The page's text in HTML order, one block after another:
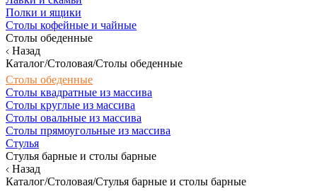
Полки и ящики
Столы кофейные и чайные
Столы обеденные
Назад
Каталог/Столовая/Столы обеденные
Столы обеденные
Столы квадратные из массива
Столы круглые из массива
Столы овальные из массива
Столы прямоугольные из массива
Стулья
Стулья барные и столы барные
Назад
Каталог/Столовая/Стулья барные и столы барные